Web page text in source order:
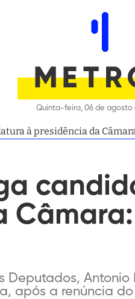
Quinta-feira, 06 de agosto
à presidência da
Deputados,
após a renúncia